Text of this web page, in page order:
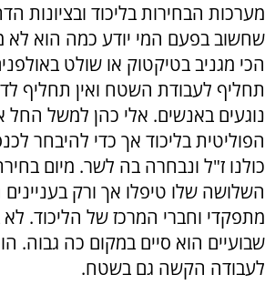
מערכות הבחירות בליכוד ובציונות
שחשוב בפעם המי יודע כמה הוא לא
הכי מגניב בטיקטוק או שולט
תחליף לעבודת השטח ואין תחליף
נוגעים באנשים. אלי כהן למשל החל
הפוליטית בליכוד אך כדי להיבחר
כולנו ז"ל ונבחרה בה לשר. מיום
השלושה שלו טיפלו אך ורק בעניינים
מתפקדי וחברי המרכז של הליכוד. לא
שבועיים הוא סיים במקום כה גבוה.
לעבודה הקשה גם בשטח.